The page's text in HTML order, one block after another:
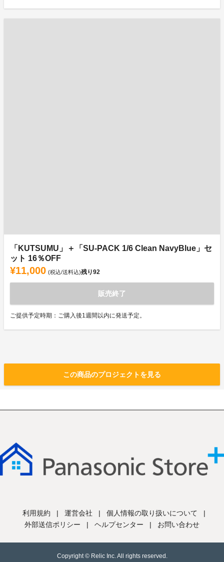
「KUTSUMU」＋「SU-PACK 1/6 Clean NavyBlue」セ
ット 16％OFF
¥11,000 (税込/送料込)残り92
販売終了
ご提供予定時期：ご購入後1週間以内に発送予定。
この商品のプロジェクトを見る
利用規約 | 運営会社 | 個人情報の取り扱いについて
|
外部送信ポリシー
| ヘルプセンター | お問い合わせ
Copyright © Relic Inc. All rights reserved.